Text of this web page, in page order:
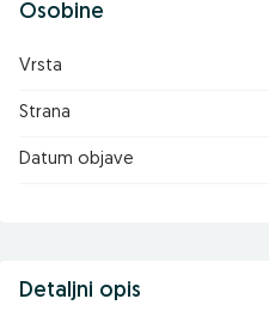
Osobine
Vrsta
Strana
Datum objave
Detaljni opis